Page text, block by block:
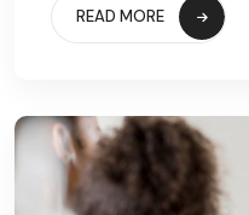
READ MORE